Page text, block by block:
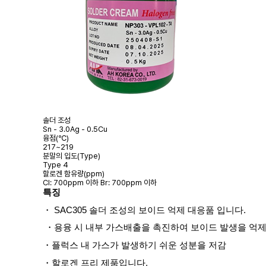
솔더 조성
Sn - 3.0Ag - 0.5Cu
융점(℃)
217~219
분말의 입도(Type)
Type 4
할로겐 함유량(ppm)
Cl: 700ppm 이하 Br: 700ppm 이하
특징
・
SAC305 솔더 조성의 보이드 억제 대응품 입니다.
・ 용융 시 내부 가스배출을 촉진하여 보이드 발생을 억
・ 플럭스 내 가스가 발생하기 쉬운 성분을 저감
・할로겐 프리 제품입니다.